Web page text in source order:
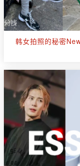
韩女拍照的秘密